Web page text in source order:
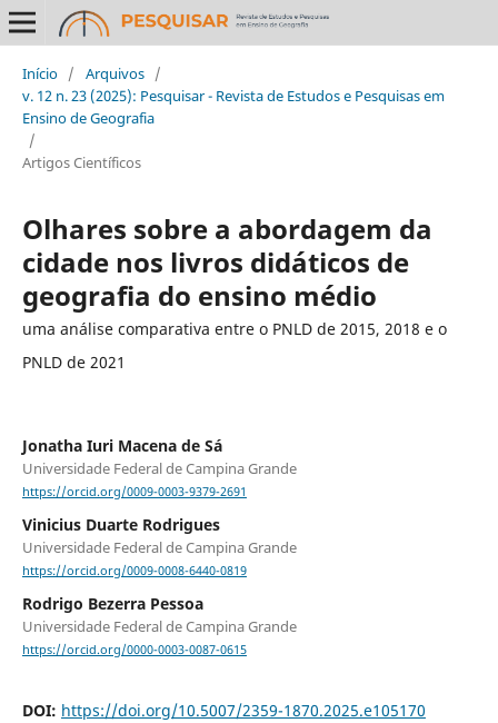
Início / Arquivos /
v. 12 n. 23 (2025): Pesquisar - Revista de Estudos e Pesquisas em
Ensino de Geografia
/
Artigos Científicos
Olhares sobre a abordagem da
cidade nos livros didáticos de
geografia do ensino médio
uma análise comparativa entre o PNLD de 2015, 2018 e o
PNLD de 2021
Jonatha Iuri Macena de Sá
Universidade Federal de Campina Grande
https://orcid.org/0009-0003-9379-2691
Vinicius Duarte Rodrigues
Universidade Federal de Campina Grande
https://orcid.org/0009-0008-6440-0819
Rodrigo Bezerra Pessoa
Universidade Federal de Campina Grande
https://orcid.org/0000-0003-0087-0615
DOI: https://doi.org/10.5007/2359-1870.2025.e105170